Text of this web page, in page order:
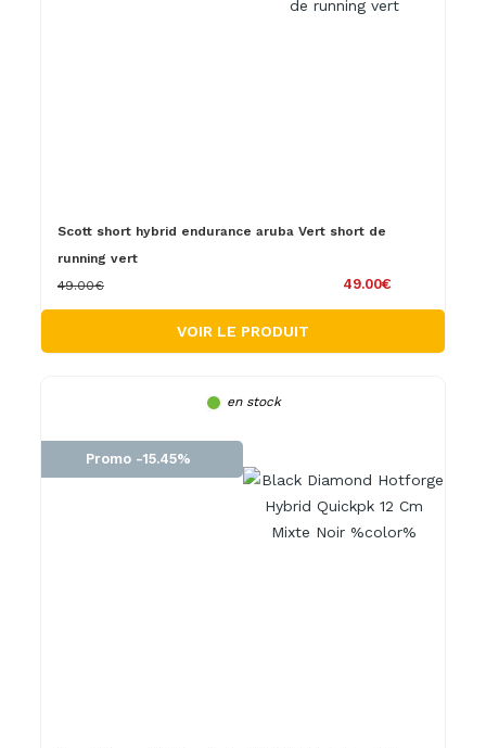
Scott short hybrid endurance aruba Vert short de
running vert
49.00€
49.00€
VOIR LE PRODUIT
en stock
Promo -15.45%